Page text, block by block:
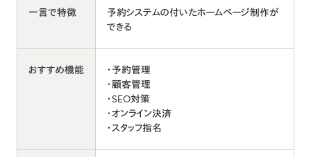
一言で特徴
予約システムの付いたホームページ制作が
できる
おすすめ機能
・予約管理
・顧客管理
・SEO対策
・オンライン決済
・スタッフ指名